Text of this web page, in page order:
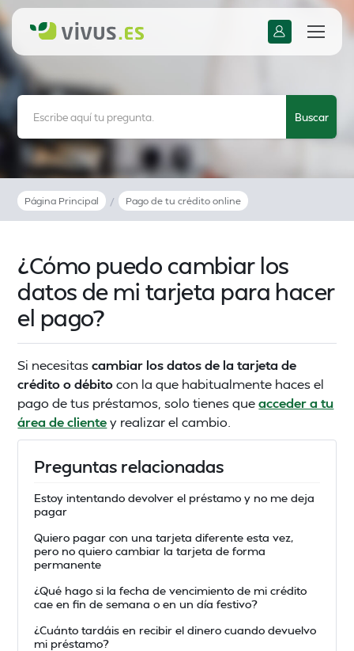
Página Principal / Pago de tu crédito online
¿Cómo puedo cambiar los
datos de mi tarjeta para hacer
el pago?
Si necesitascambiar los datos de la tarjeta de
crédito o débitocon la que habitualmente haces el
pago de tus préstamos, solo tienes queacceder a tu
área de clientey realizar el cambio.
Preguntas relacionadas
Estoy intentando devolver el préstamo y no me deja
pagar
Quiero pagar con una tarjeta diferente esta vez,
pero no quiero cambiar la tarjeta de forma
permanente
¿Qué hago si la fecha de vencimiento de mi crédito
cae en fin de semana o en un día festivo?
¿Cuánto tardáis en recibir el dinero cuando devuelvo
mi préstamo?